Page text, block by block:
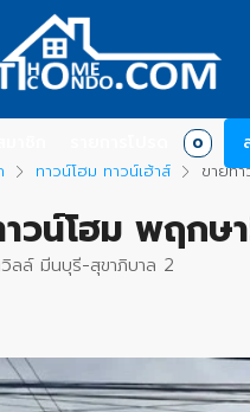
0
ทาวน์โฮม ทาวน์เฮ้าส์ ขายท
วน์โฮม พฤก
ลล์ มีนบุรี-สุขาภิบาล 2